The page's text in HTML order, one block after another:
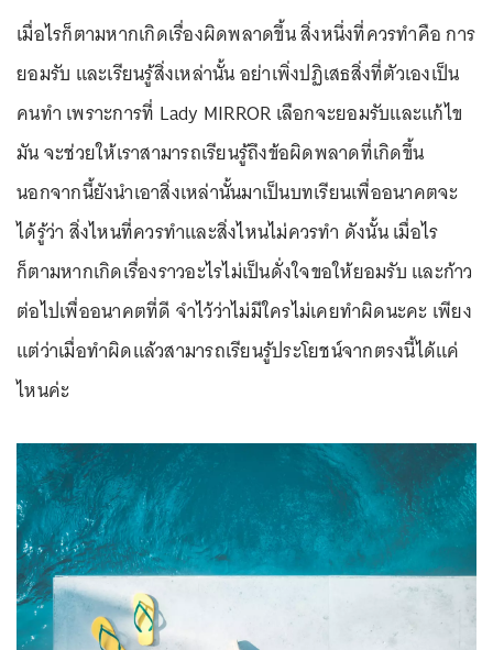
เมื่อไรก็ตามหากเกิดเรื่องผิดพลาดขึ้น สิ่งหนึ่งที่ควรทำคือ การ
ยอมรับ และเรียนรู้สิ่งเหล่านั้น อย่าเพิ่งปฏิเสธสิ่งที่ตัวเองเป็น
คนทำ เพราะการที่ Lady MIRROR เลือกจะยอมรับและแก้ไข
มัน จะช่วยให้เราสามารถเรียนรู้ถึงข้อผิดพลาดที่เกิดขึ้น
นอกจากนี้ยังนำเอาสิ่งเหล่านั้นมาเป็นบทเรียนเพื่ออนาคตจะ
ได้รู้ว่า สิ่งไหนที่ควรทำและสิ่งไหนไม่ควรทำ ดังนั้น เมื่อไร
ก็ตามหากเกิดเรื่องราวอะไรไม่เป็นดั่งใจขอให้ยอมรับ และก้าว
ต่อไปเพื่ออนาคตที่ดี จำไว้ว่าไม่มีใครไม่เคยทำผิดนะคะ เพียง
แต่ว่าเมื่อทำผิดแล้วสามารถเรียนรู้ประโยชน์จากตรงนี้ได้แค่
ไหนค่ะ